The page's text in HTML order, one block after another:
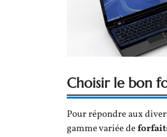
Choisir le bon
Pour répondre aux
gamme variée de